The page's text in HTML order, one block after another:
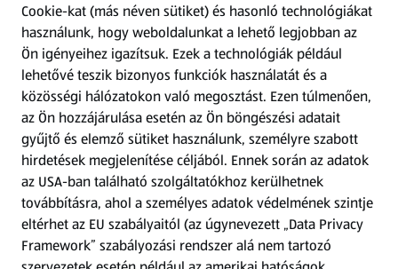
Kérdőív
Fizetési lehetőségek
ALDI utalványok
Árcsökkentés
Adattörlő alkalmazás
Cookie-kat (más néven sütiket) és hasonló technológiákat
használunk, hogy weboldalunkat a lehető legjobban az
Ön igényeihez igazítsuk. Ezek a technológiák például
lehetővé teszik bizonyos funkciók használatát és a
közösségi hálózatokon való megosztást. Ezen túlmenően,
az Ön hozzájárulása esetén az Ön böngészési adatait
gyűjtő és elemző sütiket használunk, személyre szabott
hirdetések megjelenítése céljából. Ennek során az adatok
az USA-ban található szolgáltatókhoz kerülhetnek
továbbításra, ahol a személyes adatok védelmének szintje
eltérhet az EU szabályaitól (az úgynevezett „Data Privacy
Framework” szabályozási rendszer alá nem tartozó